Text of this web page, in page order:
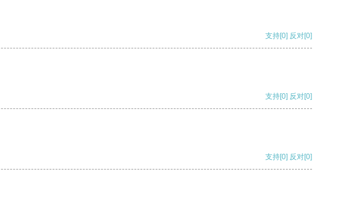
支持[0] 反对[0]
支持[0] 反对[0]
支持[0] 反对[0]